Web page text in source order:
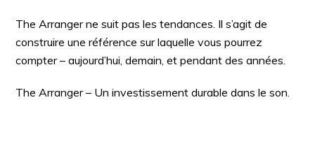
The Arranger ne suit pas les tendances. Il s’agit de
construire une référence sur laquelle vous pourrez
compter – aujourd’hui, demain, et pendant des années.
The Arranger – Un investissement durable dans le son.